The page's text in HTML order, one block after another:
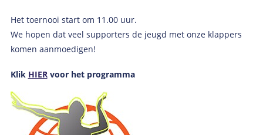
Het toernooi start om 11.00 uur.
We hopen dat veel supporters de jeugd met onze klappers
komen aanmoedigen!
Klik HIERvoor het programma